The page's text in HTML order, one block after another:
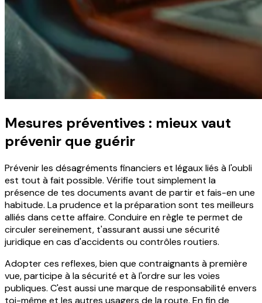
Mesures préventives : mieux vaut
prévenir que guérir
Prévenir les désagréments financiers et légaux liés à l'oubli
est tout à fait possible. Vérifie tout simplement la
présence de tes documents avant de partir et fais-en une
habitude. La prudence et la préparation sont tes meilleurs
alliés dans cette affaire. Conduire en règle te permet de
circuler sereinement, t'assurant aussi une sécurité
juridique en cas d'accidents ou contrôles routiers.
Adopter ces reflexes, bien que contraignants à première
vue, participe à la sécurité et à l'ordre sur les voies
publiques. C'est aussi une marque de responsabilité envers
toi-même et les autres usagers de la route. En fin de